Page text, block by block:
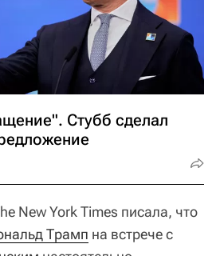
Стубб сделал
New York Times писала, что
Трамп на встрече с